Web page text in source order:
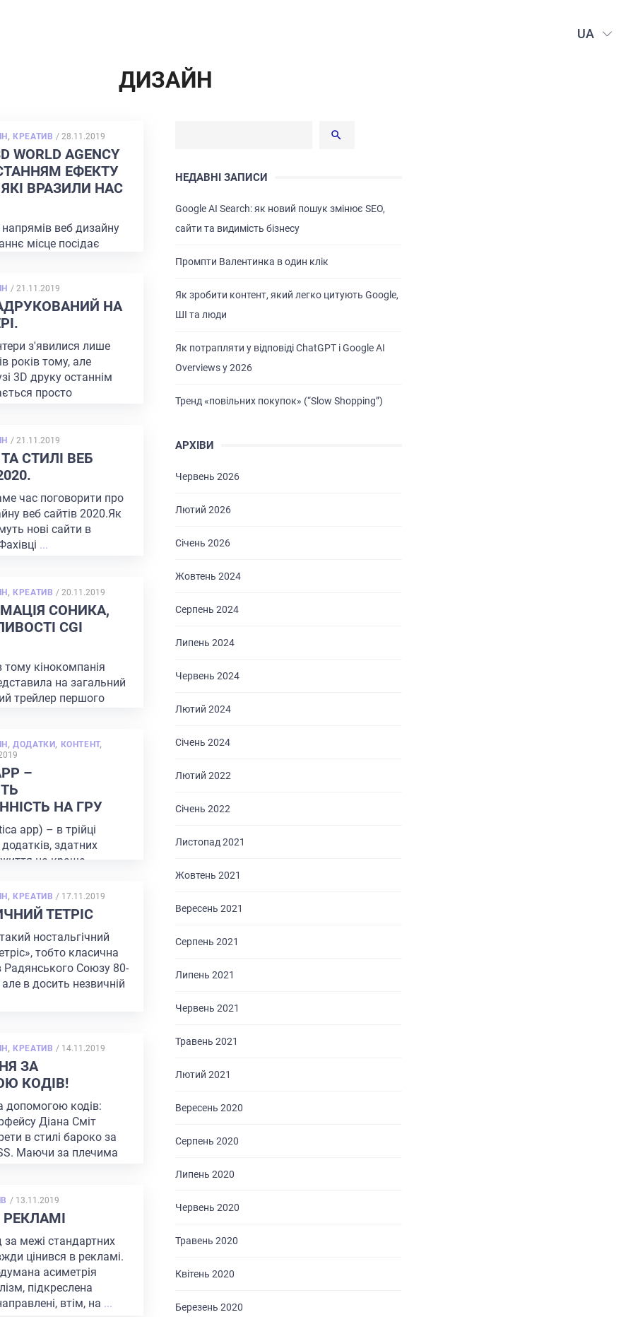
UA
ДИЗАЙН
, КРЕАТИВ /POSTED
28.11.2019
WORLD AGENCY
ЕФЕКТУ
ЯКІ ВРАЗИЛИ НАС
веб дизайну
місце посідає
/ POSTED
21.11.2019
НА
з'явилися лише
років тому, але
3D друку останнім
просто
/ POSTED
21.11.2019
СТИЛІ ВЕБ
час поговорити про
веб сайтів 2020.Як
нові сайти в
...
, КРЕАТИВ /POSTED
20.11.2019
СОНИКА,
CGI
тому кінокомпанія
на загальний
трейлер першого
,ДОДАТКИ , КОНТЕНТ,
–
НА ГРУ
app) – в трійці
здатних
на краще
, КРЕАТИВ / POSTED
17.11.2019
ТЕТРІС
ностальгічний
тобто класична
Радянського Союзу 80-
в досить незвичній
, КРЕАТИВ / POSTED
14.11.2019
ЗА
КОДІВ!
кодів:
Діана Сміт
в стилі бароко за
Маючи за плечима
/ POSTED
13.11.2019
за межі стандартних
цінився в рекламі.
асиметрія
підкреслена
втім, на ...
НЕДАВНІ ЗАПИСИ
Google AI Search: як новий пошук змінює SEO,
сайти та видимість бізнесу
Промпти Валентинка в один клік
Як зробити контент, який легко цитують Google,
ШІ та люди
Як потрапляти у відповіді ChatGPT і Google AI
Overviews у 2026
Тренд «повільних покупок» (“Slow Shopping”)
АРХІВИ
Червень 2026
Лютий 2026
Січень 2026
Жовтень 2024
Серпень 2024
Липень 2024
Червень 2024
Лютий 2024
Січень 2024
Лютий 2022
Січень 2022
Листопад 2021
Жовтень 2021
Вересень 2021
Серпень 2021
Липень 2021
Червень 2021
Травень 2021
Лютий 2021
Вересень 2020
Серпень 2020
Липень 2020
Червень 2020
Травень 2020
Квітень 2020
Березень 2020
ГОЛОВНА
ПРО НАС
ПОСЛУГИ
ПОРТФОЛІО